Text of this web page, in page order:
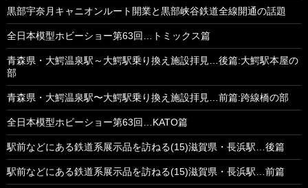
黒部宇奈月キャニオンルート開業と黒部峡谷鉄道全線開通の話題
全日本模型ホビーショー第63回…トミックス篇
青森県・大鰐温泉駅～大鰐駅乗り換え施設拝見…後篇:大鰐駅本屋の
部
青森県・大鰐温泉駅〜大鰐駅乗り換え施設拝見…前篇:跨線橋の部
全日本模型ホビーショー第63回…KATO篇
駅前などにある鉄道系展示品を訪ねる(15)滋賀県・長浜駅…後篇
駅前などにある鉄道系展示品を訪ねる(15)滋賀県・長浜駅…前篇